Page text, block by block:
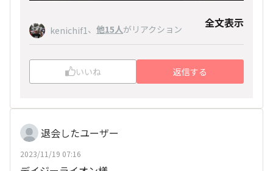
kenichif1 、 他15人がリアクション 全文表示
いいね 返信する
退会したユーザー
2023/11/19 07:16